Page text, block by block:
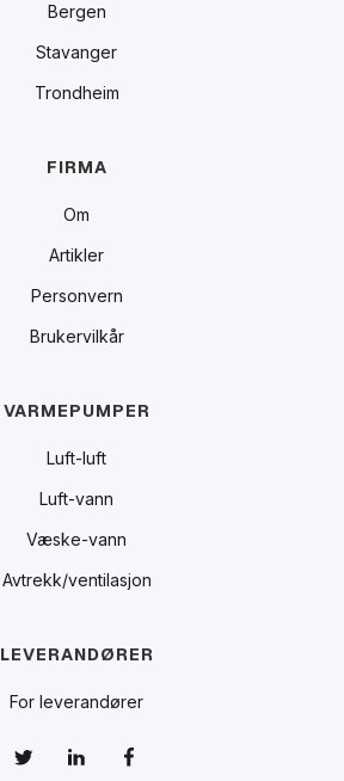
Bergen
Stavanger
Trondheim
FIRMA
Om
Artikler
Personvern
Brukervilkår
VARMEPUMPER
Luft-luft
Luft-vann
Væske-vann
Avtrekk/ventilasjon
LEVERANDØRER
For leverandører